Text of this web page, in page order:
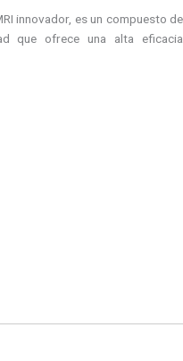
innovador, es un compuesto de
que ofrece una alta eficacia